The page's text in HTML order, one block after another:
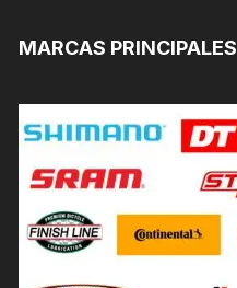
MARCAS PRINCIPALES